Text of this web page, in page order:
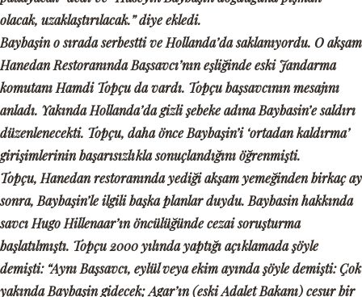
olacak, uzaklaştırılacak.”diye ekledi.
Baybaşin o sırada serbestti ve Hollanda’da saklanıyordu. O akşam
Hanedan Restoranında Başsavcı’nın eşliğinde eski Jandarma
komutanı Hamdi Topçu da vardı. Topçu başsavcının mesajını
anladı. Yakında Hollanda’da gizli şebeke adına Baybasin’e saldırı
düzenlenecekti. Topçu, daha önce Baybaşin’i ‘ortadan kaldırma’
girişimlerinin başarısızlıkla sonuçlandığını öğrenmişti.
Topçu, Hanedan restoranında yediği akşam yemeğinden birkaç ay
sonra, Baybaşin’le ilgili başka planlar duydu. Baybasin hakkında
savcı Hugo Hillenaar’ın öncülüğünde cezai soruşturma
başlatılmıştı. Topçu 2000 yılında yaptığı açıklamada şöyle
demişti: “Aynı Başsavcı, eylül veya ekim ayında şöyle demişti: Çok
yakında Baybaşin gidecek; Agar’ın (eski Adalet Bakanı) cesur bir